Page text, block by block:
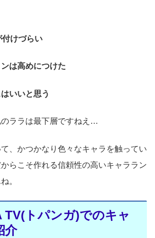
付けづらい
は高めにつけた
いいと思う
ララは最下層ですねえ…
、かつかなり色々なキャラを触ってい
らこそ作れる信頼性の高いキャララン
。
TV(トパンガ)でのキャ
介